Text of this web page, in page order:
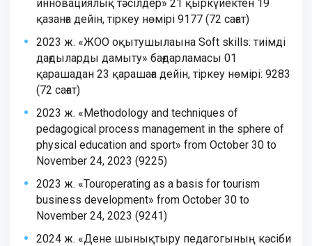
инновациялық тәсілдер» 21 қыркүйектен 19
қазанға дейін, тіркеу нөмірі 9177 (72 сағат)
2023 ж. «ЖОО оқытушылаына Soft skills: тиімді
дағдыларды дамыту» бағдарламасы 01
қарашадан 23 қарашаға дейін, тіркеу нөмірі: 9283
(72 сағат)
2023 ж. «Methodology and techniques of
pedagogical process management in the sphere of
physical education and sport» from October 30 to
November 24, 2023 (9225)
2023 ж. «Touroperating as a basis for tourism
business development» from October 30 to
November 24, 2023 (9241)
2024 ж. «Дене шынықтыру педагогының кәсіби